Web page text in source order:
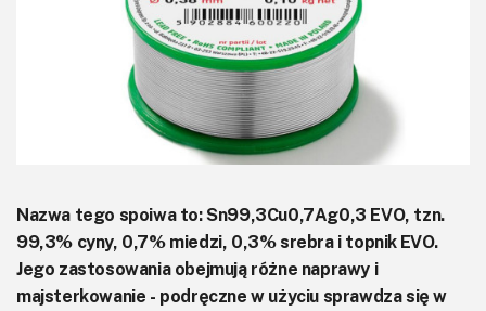
Magazyny
Archiwum
Do pobrania
Nazwa tego spoiwa to: Sn99,3Cu0,7Ag0,3 EVO, tzn.
99,3% cyny, 0,7% miedzi, 0,3% srebra i topnik EVO.
Jego zastosowania obejmują różne naprawy i
majsterkowanie - podręczne w użyciu sprawdza się w